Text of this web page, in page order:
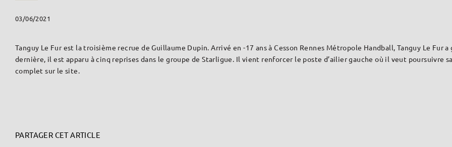
03/06/2021
Tanguy Le Fur est la troisième recrue de Guillaume Dupin. Arrivé en -17 ans à Cesson Rennes Métropole Handball, Tanguy Le Fur
dernière, il est apparu à cinq reprises dans le groupe de Starligue. Il vient renforcer le poste d’ailier gauche où il veut poursuivre
complet sur le site.
PARTAGER CET ARTICLE